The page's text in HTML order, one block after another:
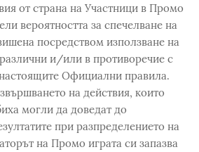
от страна на Участници в Промо
вероятността за спечелване на
посредством използване на
и/или в противоречие с
Официални правила.
на действия, които
могли да доведат до
при разпределението на
на Промо играта си запазва